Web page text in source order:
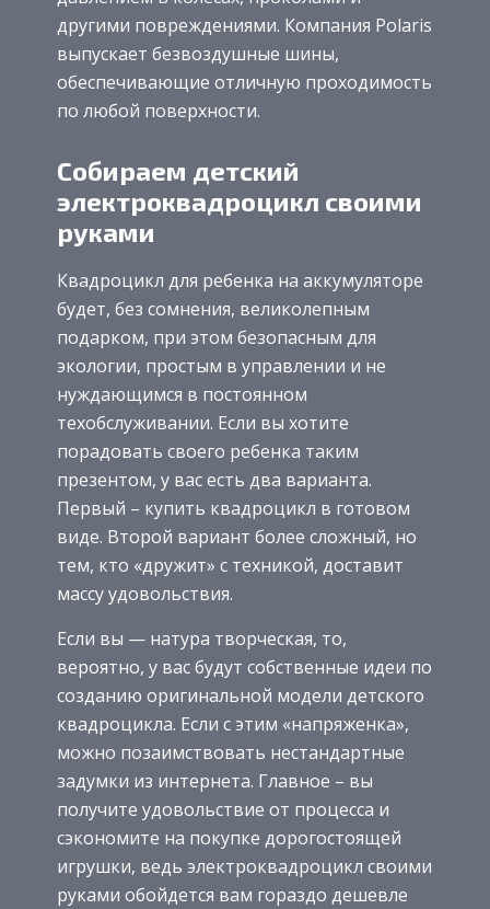
другими повреждениями. Компания Polaris
выпускает безвоздушные шины,
обеспечивающие отличную проходимость
по любой поверхности.
Собираем детский
электроквадроцикл своими
руками
Квадроцикл для ребенка на аккумуляторе
будет, без сомнения, великолепным
подарком, при этом безопасным для
экологии, простым в управлении и не
нуждающимся в постоянном
техобслуживании. Если вы хотите
порадовать своего ребенка таким
презентом, у вас есть два варианта.
Первый – купить квадроцикл в готовом
виде. Второй вариант более сложный, но
тем, кто «дружит» с техникой, доставит
массу удовольствия.
Если вы — натура творческая, то,
вероятно, у вас будут собственные идеи по
созданию оригинальной модели детского
квадроцикла. Если с этим «напряженка»,
можно позаимствовать нестандартные
задумки из интернета. Главное – вы
получите удовольствие от процесса и
сэкономите на покупке дорогостоящей
игрушки, ведь электроквадроцикл своими
руками обойдется вам гораздо дешевле